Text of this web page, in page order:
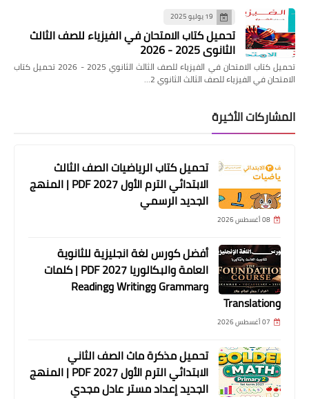
19 يوليو 2025
تحميل كتاب الامتحان في الفيزياء للصف الثالث
الثانوي 2025 - 2026
تحميل كتاب الامتحان في الفيزياء للصف الثالث الثانوي 2025 - 2026 تحميل كتاب
الامتحان في الفيزياء للصف الثالث الثانوي 2…
المشاركات الأخيرة
تحميل كتاب الرياضيات الصف الثالث
الابتدائي الترم الأول 2027 PDF | المنهج
الجديد الرسمي
08 أغسطس 2026
أفضل كورس لغة انجليزية للثانوية
العامة والبكالوريا 2027 PDF | كلمات
وGrammar وWriting وReading
وTranslation
07 أغسطس 2026
تحميل مذكرة ماث الصف الثاني
الابتدائي الترم الأول 2027 PDF | المنهج
الجديد إعداد مستر عادل مجدي